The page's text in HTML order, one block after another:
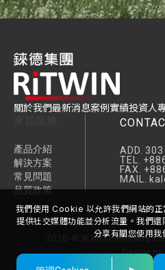
關於我們最新消息案例實績投資人
產品介紹
解決方案
常見問題
品質政策
ADD. 303
TEL.
FAX.
MAIL.
來穎科技股份有限公
Design by
我們使用 Cookie 以允許我們網站的正
提供社交媒體功能並分析流量。我們
分享有關您使用我